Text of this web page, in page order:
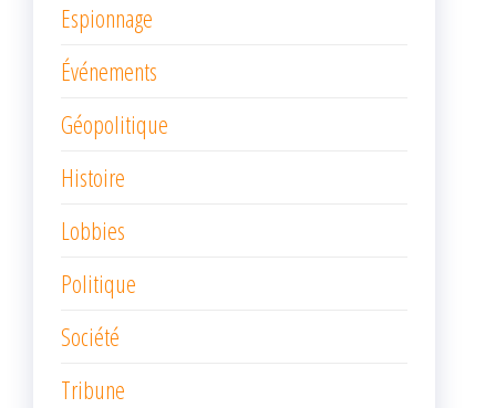
Espionnage
Événements
Géopolitique
Histoire
Lobbies
Politique
Société
Tribune